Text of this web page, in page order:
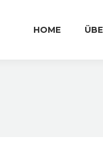
HOME